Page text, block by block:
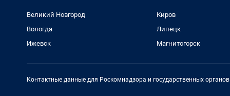
Великий Новгород
Вологда
Ижевск
Киров
Липецк
Магнитогорск
Контактные данные для Роскомнадзора и государственных органов